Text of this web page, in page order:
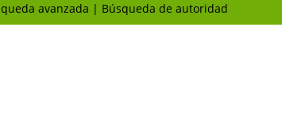
avanzada Búsqueda de autoridad